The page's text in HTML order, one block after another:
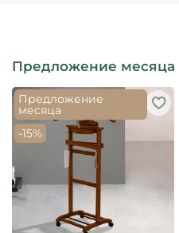
Предложение месяца
Предложение
месяца
-15%